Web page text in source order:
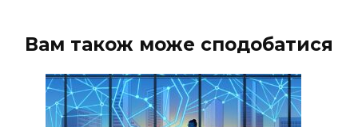
Вам також може сподобатися